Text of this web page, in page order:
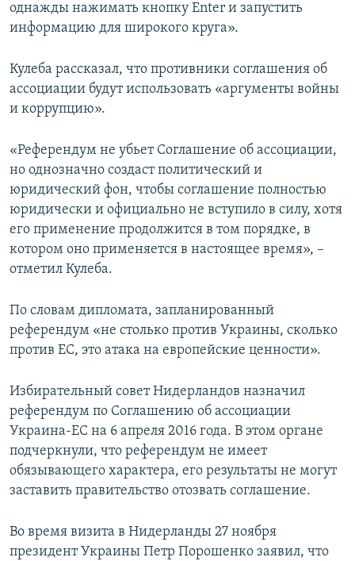
однажды нажимать кнопку Enter и запустить
информацию для широкого круга».
Кулеба рассказал, что противники соглашения об
ассоциации будут использовать «аргументы войны
и коррупцию».
«Референдум не убьет Соглашение об ассоциации,
но однозначно создаст политический и
юридический фон, чтобы соглашение полностью
юридически и официально не вступило в силу, хотя
его применение продолжится в том порядке, в
котором оно применяется в настоящее время», –
отметил Кулеба.
По словам дипломата, запланированный
референдум «не столько против Украины, сколько
против ЕС, это атака на европейские ценности».
Избирательный совет Нидерландов назначил
референдум по Соглашению об ассоциации
Украина-ЕС на 6 апреля 2016 года. В этом органе
подчеркнули, что референдум не имеет
обязывающего характера, его результаты не могут
заставить правительство отозвать соглашение.
Во время визита в Нидерланды 27 ноября
президент Украины Петр Порошенко заявил, что